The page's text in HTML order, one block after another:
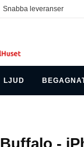
Snabba leveranser
LJUD